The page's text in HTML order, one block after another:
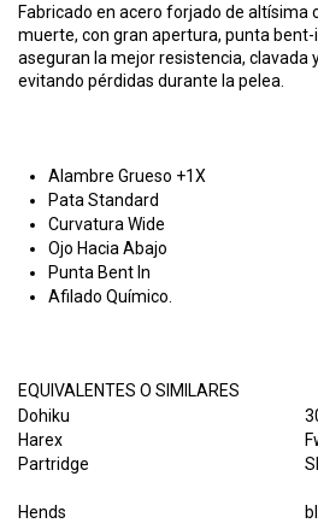
Fabricado en acero forjado de altísima
muerte, con gran apertura, punta
aseguran la mejor resistencia, clavada
evitando pérdidas durante la pelea.
Alambre Grueso +1X
Pata Standard
Curvatura Wide
Ojo Hacia Abajo
Punta Bent In
Afilado Químico.
EQUIVALENTES O SIMILARES
Dohiku
Harex
Partridge
Hends